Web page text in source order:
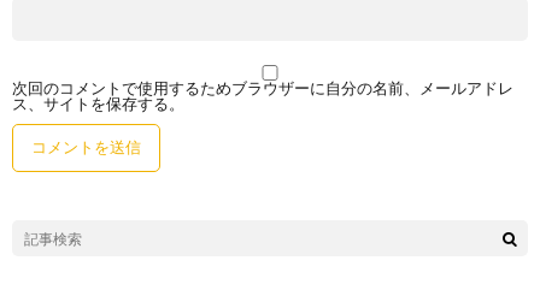
次回のコメントで使用するためブラウザーに自分の名前、メールアドレ
ス、サイトを保存する。